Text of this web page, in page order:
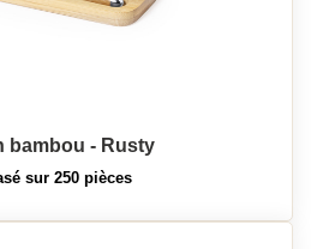
bambou - Rusty
sur 250 pièces